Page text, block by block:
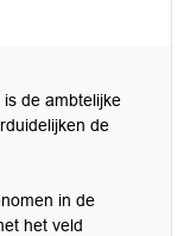
de ambtelijke
de
in de
het veld